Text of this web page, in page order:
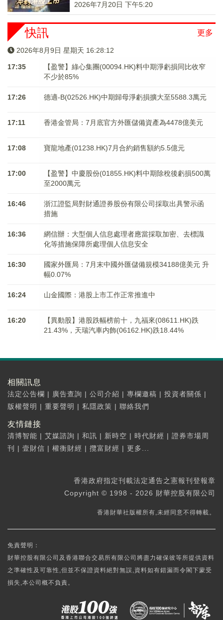
2026年7月20日 下午5:20
更多
快訊
2026年8月9日 星期天 16:28:12
17:35
【盈警】綠心集團(00094.HK)料中期淨虧損同比收窄
不少於85%
17:26 德適-B(02526.HK)中期歸母淨虧損擴大至5588.3萬元
17:11 香港金管局：7月底官方外匯儲備資產為4478億美元
17:08 寶龍地產(01238.HK)7月合約銷售額約5.5億元
17:00
【盈警】中慶股份(01855.HK)料中期除稅後虧損500萬
至2000萬元
16:46
浙江證監局對財通證券股份有限公司採取出具警示函
措施
16:36
網信辦：大型個人信息處理者應當採取加密、去標識
化等措施保障所處理個人信息安全
16:30
國家外匯局：7月末中國外匯儲備規模34188億美元 升
幅0.07%
16:24 山金國際：港股上市工作正常推進中
16:20
【異動股】港股跌幅榜前十，九福來(08611.HK)跌
21.43%，天瑞汽車内飾(06162.HK)跌18.44%
相關訊息
法定公告欄 | 廣告查詢 | 公司介紹 | 專欄邀稿 | 投資者關係 |
版權聲明 | 重要聲明 | 私隱政策 | 聯絡我們
友情鏈接
清博智能 | 艾媒諮詢 | 和訊 | 新時空 | 時代財經 | 證券市場周
刊
| 壹財信 | 權衡財經 | 攬富財經 | 更多...
香港政府指定刊載法定通告之憲報刊登報章
Copyright © 1998 - 2026 財華控股有限公司
香港財華社版權所有,未經同意不得轉載。
免責聲明：
財華控股有限公司及香港聯合交易所有限公司將盡力確保彼等所提供資料
之準確性及可靠性,但並不保證資料絕對無誤,資料如有錯漏而令閣下蒙受
損失,本公司概不負責。